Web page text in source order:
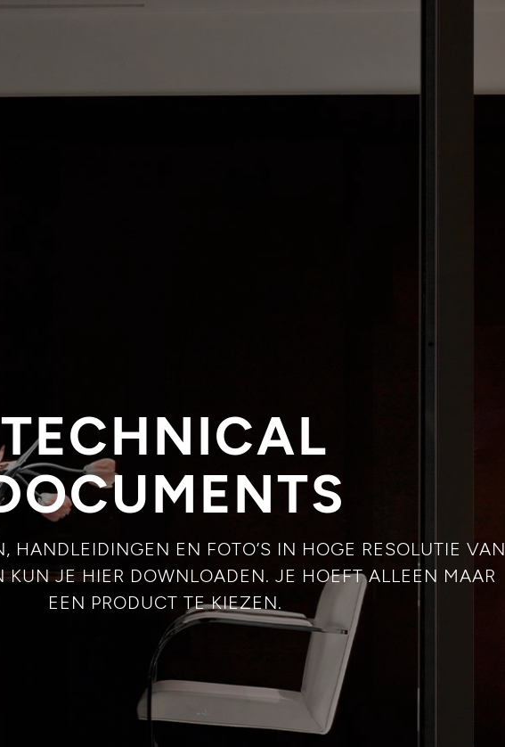
TECHNICAL
HANDLEIDINGEN EN FOTO’S IN HOGE RESOLUTIE VAN
KUN JE HIER DOWNLOADEN. JE HOEFT ALLEEN MAAR
EEN PRODUCT TE KIEZEN.